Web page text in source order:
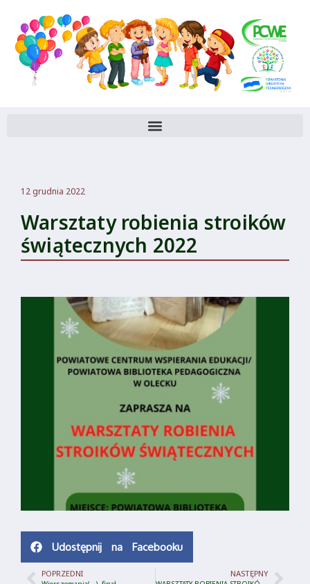
12 grudnia 2022
Warsztaty robienia stroików
świątecznych 2022
Udostępnij na Facebooku
POPRZEDNI NASTĘPNY